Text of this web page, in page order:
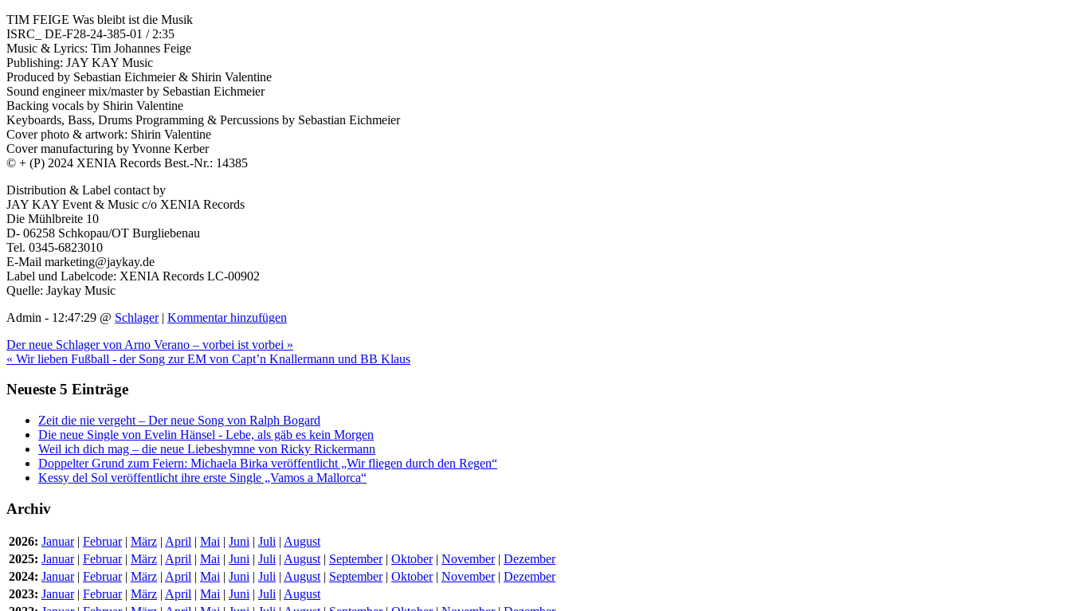
TIM FEIGE Was bleibt ist die Musik
ISRC_ DE-F28-24-385-01 / 2:35
Music & Lyrics: Tim Johannes Feige
Publishing: JAY KAY Music
Produced by Sebastian Eichmeier & Shirin Valentine
Sound engineer mix/master by Sebastian Eichmeier
Backing vocals by Shirin Valentine
Keyboards, Bass, Drums Programming & Percussions by Sebastian Eichmeier
Cover photo & artwork: Shirin Valentine
Cover manufacturing by Yvonne Kerber
© + (P) 2024 XENIA Records Best.-Nr.: 14385
Distribution & Label contact by
JAY KAY Event & Music c/o XENIA Records
Die Mühlbreite 10
D- 06258 Schkopau/OT Burgliebenau
Tel. 0345-6823010
E-Mail marketing@jaykay.de
Label und Labelcode: XENIA Records LC-00902
Quelle: Jaykay Music
Admin - 12:47:29 @ Schlager| Kommentar hinzufügen
Der neue Schlager von Arno Verano – vorbei ist vorbei »
« Wir lieben Fußball - der Song zur EM von Capt’n Knallermann und BB Klaus
Neueste 5 Einträge
Zeit die nie vergeht – Der neue Song von Ralph Bogard
Die neue Single von Evelin Hänsel - Lebe, als gäb es kein Morgen
Weil ich dich mag – die neue Liebeshymne von Ricky Rickermann
Doppelter Grund zum Feiern: Michaela Birka veröffentlicht „Wir fliegen durch den Regen“
Kessy del Sol veröffentlicht ihre erste Single „Vamos a Mallorca“
Archiv
2026: Januar| Februar| März | April | Mai | Juni | Juli | August
2025: Januar| Februar| März | April | Mai | Juni | Juli | August| September| Oktober| November| Dezember
2024: Januar| Februar| März | April | Mai | Juni | Juli | August| September| Oktober| November| Dezember
2023: Januar| Februar| März | April | Mai | Juni | Juli | August